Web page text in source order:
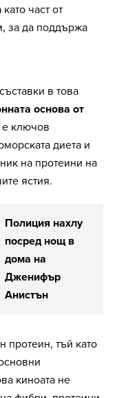
част от
за да поддържа
в това
основа от
е ключов
диета и
на протеини на
ястия.
Полиция нахлу
посред нощ в
дома на
Дженифър
Анистън
протеин, тъй като
киноата не